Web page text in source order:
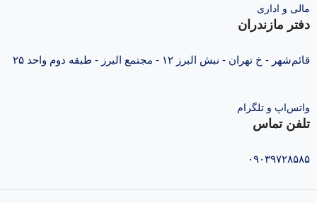
مالی و اداری
دفتر مازندران
قائم‌شهر - خ تهران - نبش البرز ۱۲ - مجتمع البرز - طبقه دوم واحد ۲۵
واتس‌اپ و تلگرام
تلفن تماس
۰۹۰۳۹۷۲۸۵۸۵